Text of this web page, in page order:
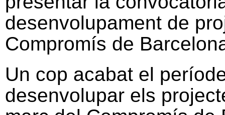
desenvolupament de
Compromís de
Un cop acabat el
desenvolupar els